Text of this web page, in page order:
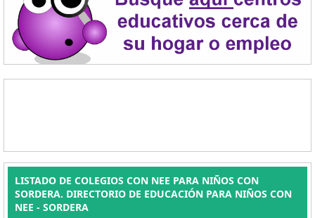
LISTADO DE COLEGIOS CON NEE PARA NIÑOS CON
SORDERA. DIRECTORIO DE EDUCACIÓN PARA NIÑOS CON
NEE - SORDERA